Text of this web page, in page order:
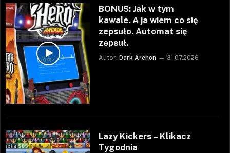
BONUS: Jak w tym
kawale. A ja wiem co się
zepsuło. Automat się
zepsuł.
Autor: Dark Archon 31.07.2026
Lazy Kickers – Klikacz
Tygodnia